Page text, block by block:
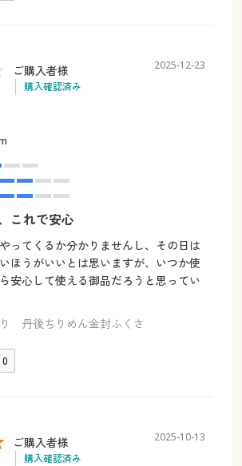
ご購入者様
購入確認済み
2025-12-23
これで安心
ってくるか分かりませんし、その日は
ほうがいいとは思いますが、いつか使
安心して使える御品だろうと思ってい
丹後ちりめん金封ふくさ
0
ご購入者様
購入確認済み
2025-10-13